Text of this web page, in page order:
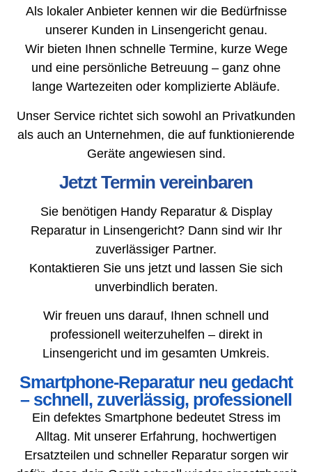
Als lokaler Anbieter kennen wir die Bedürfnisse
unserer Kunden in Linsengericht genau.
Wir bieten Ihnen schnelle Termine, kurze Wege
und eine persönliche Betreuung – ganz ohne
lange Wartezeiten oder komplizierte Abläufe.
Unser Service richtet sich sowohl an Privatkunden
als auch an Unternehmen, die auf funktionierende
Geräte angewiesen sind.
Jetzt Termin vereinbaren
Sie benötigen Handy Reparatur & Display
Reparatur in Linsengericht? Dann sind wir Ihr
zuverlässiger Partner.
Kontaktieren Sie uns jetzt und lassen Sie sich
unverbindlich beraten.
Wir freuen uns darauf, Ihnen schnell und
professionell weiterzuhelfen – direkt in
Linsengericht und im gesamten Umkreis.
Smartphone-Reparatur neu gedacht
– schnell, zuverlässig, professionell
Ein defektes Smartphone bedeutet Stress im
Alltag. Mit unserer Erfahrung, hochwertigen
Ersatzteilen und schneller Reparatur sorgen wir